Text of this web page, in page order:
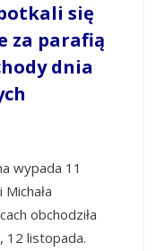
się
za parafią
dnia
wypada 11
obchodziła
12 listopada.